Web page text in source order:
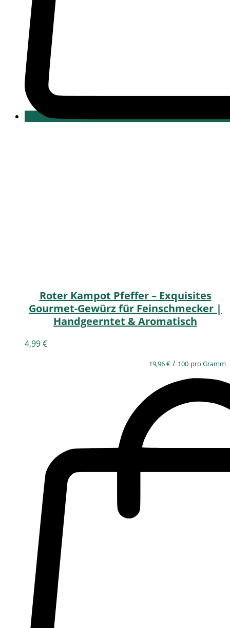
Roter Kampot Pfeffer – Exquisites
Gourmet-Gewürz für Feinschmecker |
Handgeerntet & Aromatisch
4,99€
19,96€ / 100 pro Gramm